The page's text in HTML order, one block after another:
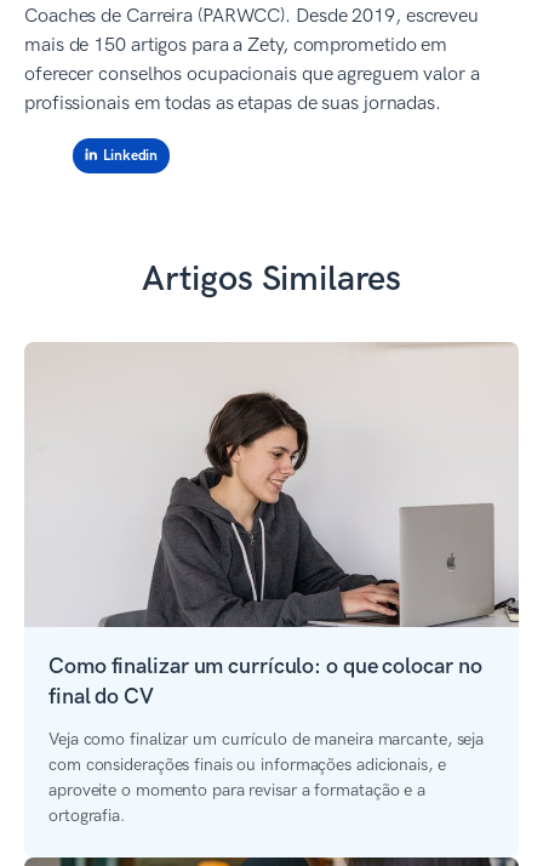
Coaches de Carreira (PARWCC). Desde 2019, escreveu
mais de 150 artigos para a Zety, comprometido em
oferecer conselhos ocupacionais que agreguem valor a
profissionais em todas as etapas de suas jornadas.
Linkedin
Artigos Similares
Como finalizar um currículo: o que colocar no
final do CV
Veja como finalizar um currículo de maneira marcante, seja
com considerações finais ou informações adicionais, e
aproveite o momento para revisar a formatação e a
ortografia.